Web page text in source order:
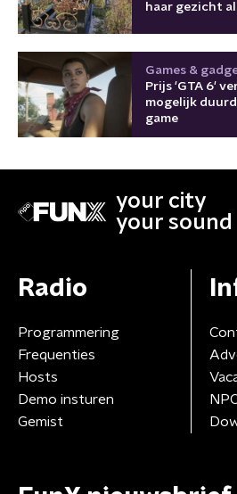
haar gezicht
Games &
Prijs 'GTA 6'
mogelijk
game
your city
your sound
Radio
Programmering
Frequenties
Hosts
Demo insturen
Gemist